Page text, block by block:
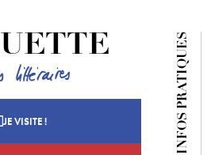
JE VISITE ! INFOS PRATIQUES